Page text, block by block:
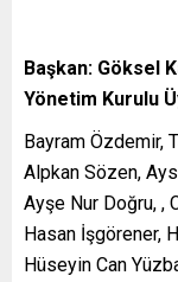
Başkan: Göksel
Yönetim Kurulu
Bayram Özdemir,
Alpkan Sözen,
Ayşe Nur Doğru, ,
Hasan İşgörener,
Hüseyin Can